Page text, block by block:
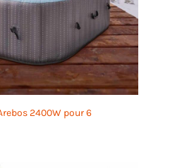
2400W pour 6